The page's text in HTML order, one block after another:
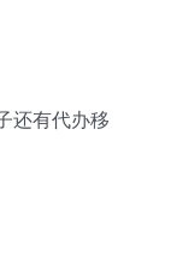
还有代办移